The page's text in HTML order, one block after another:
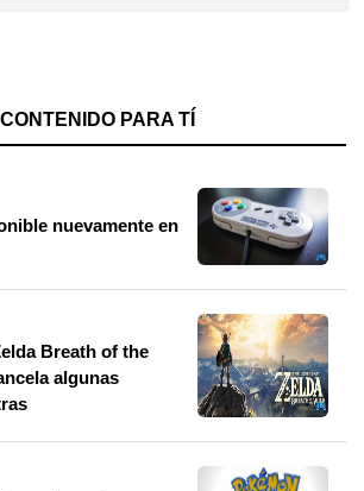
CONTENIDO PARA TÍ
nuevamente en
Breath of the
algunas